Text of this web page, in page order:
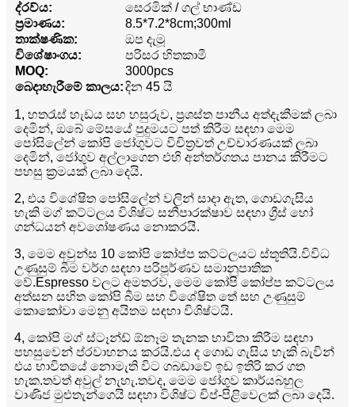
ද්රව්ය:
සෙරමික් / ගල් භාණ්ඩ
ප්‍රමාණය:
8.5*7.2*8cm;300ml
තාක්ෂණික:
ඔප දැමූ
විශේෂාංගය:
පරිසර හිතකාමී
MOQ:
3000pcs
බෙදාහැරීමේ කාලය:දින 45 යි
1, හතරැස් හැඩය සහ හසුරුව, ප්‍රශස්ත පානීය අත්දැකීමක් ලබා
දෙමින්, ඔබේ මේසයේ පුදුමයට පත් කිරීම සඳහා මෙම
පෝසිලේන් කෝපි ජෝගුවට විචිත්‍රවත් උච්චාරණයක් ලබා
දෙමින්, ජෝගුව අල්ලාගෙන එහි අන්තර්ගතය පානය කිරීමට
පහසු ක්‍රමයක් ලබා දෙයි.
2, එය විශේෂිත පෝසිලේන් වලින් සාදා ඇත, ගොඩගැසිය
හැකි මග් කට්ටලය විශිෂ්ට සනීපාරක්ෂාව සඳහා ග්‍රීස් හෝ
ගන්ධයන් අවශෝෂණය නොකරයි.
3, මෙම අවුන්ස 10 කෝපි කෝප්ප කට්ටලයට ස්තූතියි.විවිධ
උණුසුම් බීම වර්ග සඳහා පරිපූර්ණව සමානුපාතික
වේ.Espresso වලට අමතරව, මෙම කෝපි කෝප්ප කට්ටලය
අත්සන සහිත කෝපි බීම සහ විශේෂිත තේ සහ උණුසුම්
කොකෝවා මෙනු අයිතම සඳහා විශිෂ්ටයි.
4, කෝපි මග් ස්ටෑන්ඩ් ඕනෑම තැනක භාවිතා කිරීම සඳහා
පහසුවෙන් ප්රවාහනය කරයි.එය ද ගොඩ ගැසිය හැකි බැවින්
එය භාවිතයේ නොමැති විට ගබඩාවේ ඉඩ ඉතිරි කර ගත
හැක.තවත් අවුල් නැහැ.තවද, මෙම ජෝගුව කාර්යබහුල
වාණිජ මුළුතැන්ගෙයි සඳහා විශිෂ්ට චිප්-පිළිවෙලක් ලබා දෙයි.